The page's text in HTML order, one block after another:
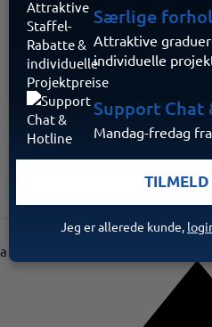
særlige montering mulighed for
perfekt til sikkerheds- og
a
Særlige
Attraktive
individuelle
Support Chat
Mandag-fredag
Jeg er allerede kunde,